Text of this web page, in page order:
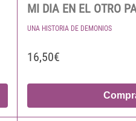
MI DIA EN EL OTRO
UNA HISTORIA DE DEMONIOS
16,50€